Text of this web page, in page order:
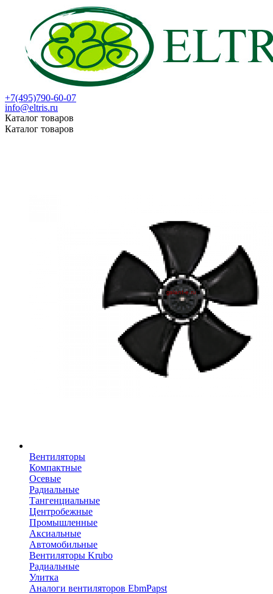
+7(495)790-60-07
info@eltris.ru
Каталог товаров
Каталог товаров
Вентиляторы
Компактные
Осевые
Радиальные
Тангенциальные
Центробежные
Промышленные
Аксиальные
Автомобильные
Вентиляторы Krubo
Радиальные
Улитка
Аналоги вентиляторов EbmPapst